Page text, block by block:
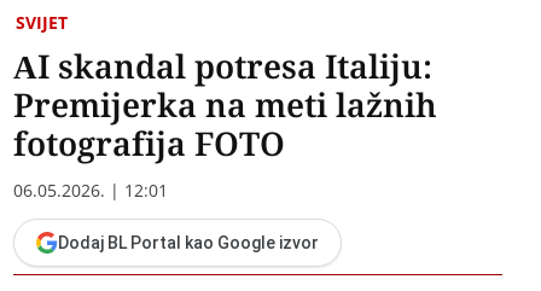
SVIJET
AI skandal potresa Italiju:
Premijerka na meti lažnih
fotografija FOTO
06.05.2026. | 12:01
Dodaj BL Portal kao Google izvor